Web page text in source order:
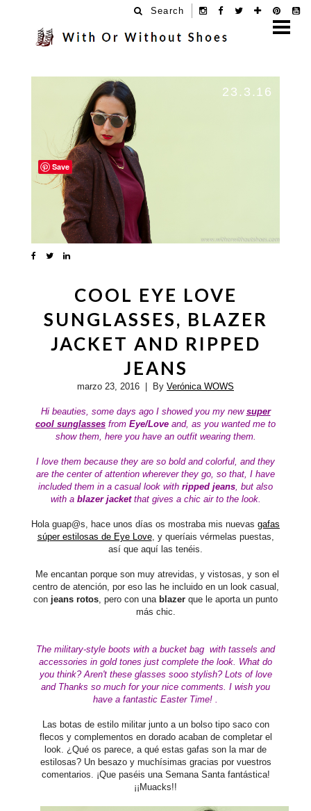
Search
23.3.16
COOL EYE LOVE
SUNGLASSES, BLAZER
JACKET AND RIPPED
JEANS
marzo 23, 2016 | By Verónica WOWS
Hi beauties, some days ago I showed you my new super
cool sunglasses from Eye/Love and, as you wanted me to
show them, here you have an outfit wearing them.
I love them because they are so bold and colorful, and they
are the center of attention wherever they go, so that, I have
included them in a casual look with ripped jeans, but also
with a blazer jacketthat gives a chic air to the look.
Hola guap@s, hace unos días os mostraba mis nuevas gafas
súper estilosas de Eye Love, y queríais vérmelas puestas,
así que aquí las tenéis.
Me encantan porque son muy atrevidas, y vistosas, y son el
centro de atención, por eso las he incluido en un look casual,
con jeans rotos, pero con una blazer que le aporta un punto
más chic.
The military-style boots with a bucket bag with tassels and
accessories in gold tones just complete the look. What do
you think? Aren't these glasses sooo stylish? Lots of love
and Thanks so much for your nice comments. I wish you
have a fantastic Easter Time! .
Las botas de estilo militar junto a un bolso tipo saco con
flecos y complementos en dorado acaban de completar el
look. ¿Qué os parece, a qué estas gafas son la mar de
estilosas? Un besazo y muchísimas gracias por vuestros
comentarios. ¡Que paséis una Semana Santa fantástica!
¡¡Muacks!!
Save